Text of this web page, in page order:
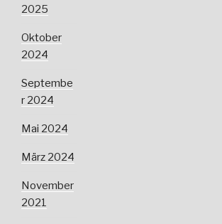
2025
Oktober
2024
Septembe
r 2024
Mai 2024
März 2024
November
2021